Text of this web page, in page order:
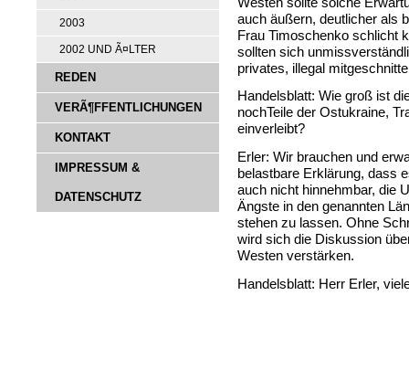
2003
2002 UND Ã¤LTER
REDEN
VERÃ¶FFENTLICHUNGEN
KONTAKT
IMPRESSUM &
DATENSCHUTZ
auch äußern, deutlicher als
Frau Timoschenko schlicht
sollten sich
privates, illegal
Handelsblatt: Wie groß ist
nochTeile der Ostukraine,
einverleibt?
Erler: Wir brauchen und
belastbare Erklärung, dass
auch nicht hinnehmbar, die
Ängste in den genannten
stehen zu lassen. Ohne
wird sich die Diskussion
Westen verstärken.
Handelsblatt: Herr Erler,